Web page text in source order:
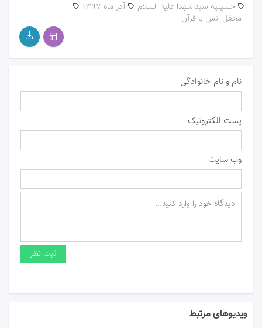
آذر ماه 1397
حسینیه سیداشهدا علیه السلام
محفل انس با قرآن
نام و نام خانوادگی
پست الکترونیک
وب سایت
ویدیوهای مرتبط